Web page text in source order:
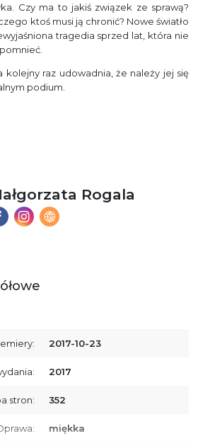
Czy ma to jakiś związek ze sprawą?
ktoś musi ją chronić? Nowe światło
tragedia sprzed lat, która nie
kolejny raz udowadnia, że należy jej się
podium.
Rogala
2017-10-23
2017
stron: 352
miękka